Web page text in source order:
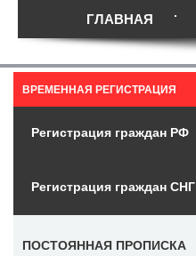
ГЛАВНАЯ
ВРЕМЕННАЯ РЕГИСТРАЦИЯ
Регистрация граждан РФ
Регистрация граждан СНГ
ПОСТОЯННАЯ ПРОПИСКА